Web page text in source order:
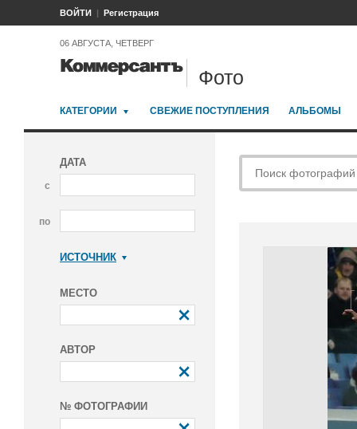
ВОЙТИ Регистрация
06 АВГУСТА, ЧЕТВЕРГ
Фото
КАТЕГОРИИ СВЕЖИЕ ПОСТУПЛЕНИЯ АЛЬБОМЫ
ДАТА
с
по
ИСТОЧНИК
МЕСТО
АВТОР
№ ФОТОГРАФИИ